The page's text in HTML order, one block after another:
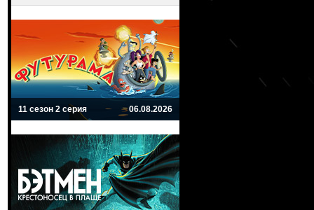
11 сезон 2 серия 06.08.2026